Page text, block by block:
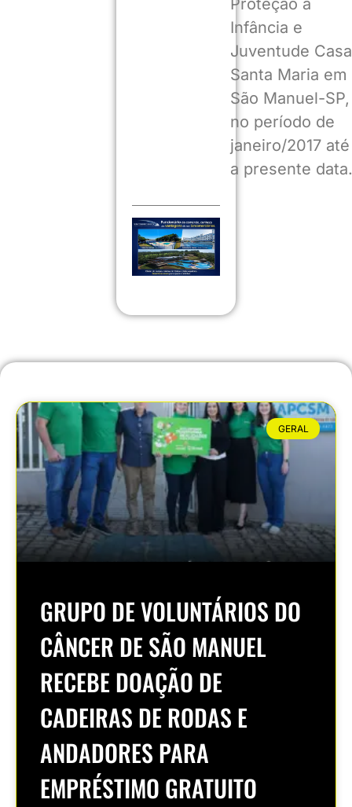
Proteção à
Infância e
Juventude Casa
Santa Maria em
São Manuel-SP,
no período de
janeiro/2017 até
a presente data.
GERAL
GRUPO DE VOLUNTÁRIOS DO
CÂNCER DE SÃO MANUEL
RECEBE DOAÇÃO DE
CADEIRAS DE RODAS E
ANDADORES PARA
EMPRÉSTIMO GRATUITO